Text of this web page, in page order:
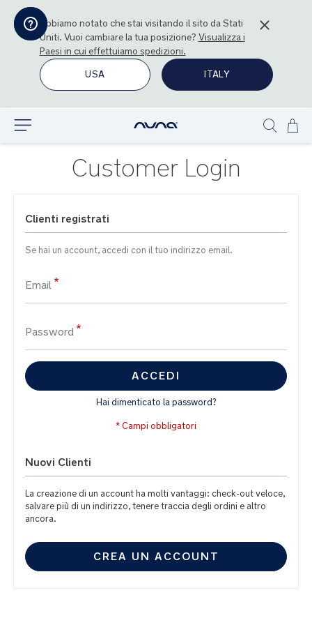
Abbiamo notato che stai visitando il sito daStati
Uniti. Vuoi cambiare la tua posizione? Visualizza i
Paesi in cui effettuiamo spedizioni.
USA
ITALY
Customer Login
Clienti registrati
Se hai un account, accedi con il tuo indirizzo email.
Email
Password
ACCEDI
Hai dimenticato la password?
Nuovi Clienti
La creazione di un account ha molti vantaggi: check-out veloce,
salvare più di un indirizzo, tenere traccia degli ordini e altro
ancora.
CREA UN ACCOUNT